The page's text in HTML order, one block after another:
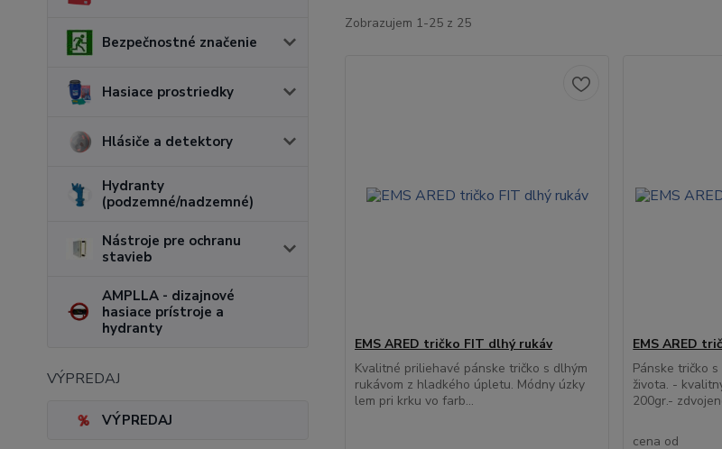
Bezpečnostné značenie
Hasiace prostriedky
Hlásiče a detektory
Hydranty
(podzemné/nadzemné)
Nástroje pre ochranu
stavieb
AMPLLA - dizajnové
hasiace prístroje a
hydranty
VÝPREDAJ
VÝPREDAJ
Zobrazujem 1-25 z 25
EMS ARED tričko FIT dlhý rukáv
Kvalitné priliehavé pánske tričko s dlhým
rukávom z hladkého úpletu. Módny úzky
lem pri krku vo farb...
EMS ARED
Pánske tričko
života. -
200gr.-
cena od